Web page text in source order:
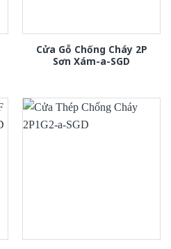
Cửa Gỗ Chống Cháy 2P
Sơn Xám-a-SGD